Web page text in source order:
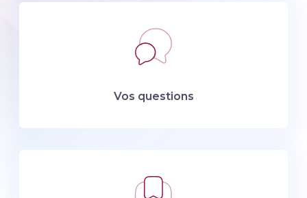
Vos questions